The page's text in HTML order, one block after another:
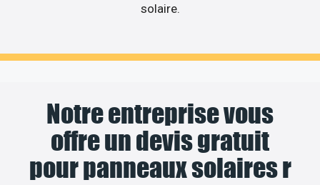
solaire.
Notre entreprise vous
offre un devis gratuit
pour panneaux solaires r